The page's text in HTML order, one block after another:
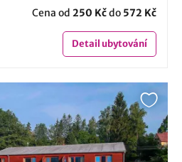
Cena od 250 Kčdo 572 Kč
Detailubytování